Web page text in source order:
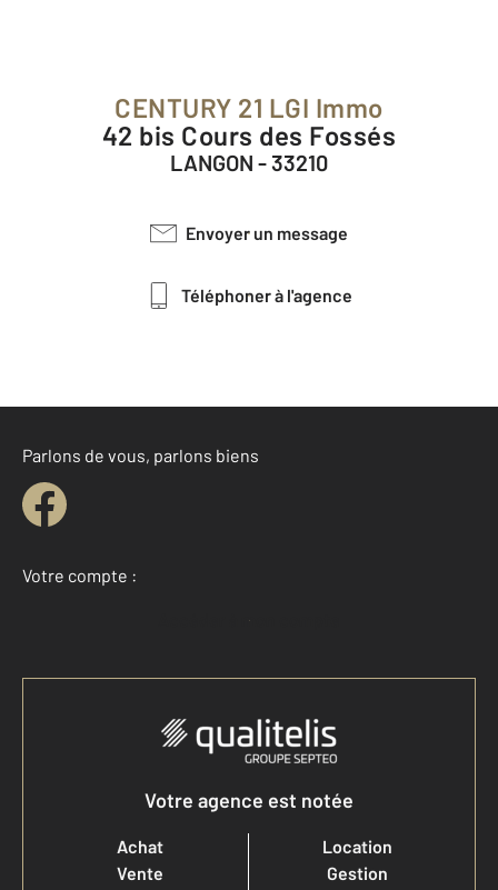
CENTURY 21 LGI Immo
42 bis Cours des Fossés
LANGON - 33210
Envoyer un message
Téléphoner à l'agence
Parlons de vous, parlons biens
Votre compte :
Accéder à mon compte
Votre agence est notée
Achat
Vente
Location
Gestion